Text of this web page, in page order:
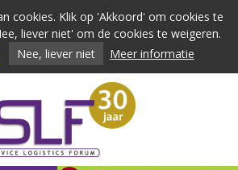
cookies. Klik op 'Akkoord' om cookies te
liever niet' om de cookies te weigeren.
Nee, liever niet Meer informatie